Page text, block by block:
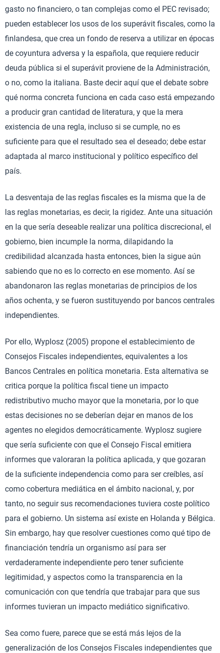
gasto no financiero, o tan complejas como el PEC revisado;
pueden establecer los usos de los superávit fiscales, como la
finlandesa, que crea un fondo de reserva a utilizar en épocas
de coyuntura adversa y la española, que requiere reducir
deuda pública si el superávit proviene de la Administración,
o no, como la italiana. Baste decir aquí que el debate sobre
qué norma concreta funciona en cada caso está empezando
a producir gran cantidad de literatura, y que la mera
existencia de una regla, incluso si se cumple, no es
suficiente para que el resultado sea el deseado; debe estar
adaptada al marco institucional y político específico del
país.
La desventaja de las reglas fiscales es la misma que la de
las reglas monetarias, es decir, la rigidez. Ante una situación
en la que sería deseable realizar una política discrecional, el
gobierno, bien incumple la norma, dilapidando la
credibilidad alcanzada hasta entonces, bien la sigue aún
sabiendo que no es lo correcto en ese momento. Así se
abandonaron las reglas monetarias de principios de los
años ochenta, y se fueron sustituyendo por bancos centrales
independientes.
Por ello, Wyplosz (2005) propone el establecimiento de
Consejos Fiscales independientes, equivalentes a los
Bancos Centrales en política monetaria. Esta alternativa se
critica porque la política fiscal tiene un impacto
redistributivo mucho mayor que la monetaria, por lo que
estas decisiones no se deberían dejar en manos de los
agentes no elegidos democráticamente. Wyplosz sugiere
que sería suficiente con que el Consejo Fiscal emitiera
informes que valoraran la política aplicada, y que gozaran
de la suficiente independencia como para ser creíbles, así
como cobertura mediática en el ámbito nacional, y, por
tanto, no seguir sus recomendaciones tuviera coste político
para el gobierno. Un sistema así existe en Holanda y Bélgica.
Sin embargo, hay que resolver cuestiones como qué tipo de
financiación tendría un organismo así para ser
verdaderamente independiente pero tener suficiente
legitimidad, y aspectos como la transparencia en la
comunicación con que tendría que trabajar para que sus
informes tuvieran un impacto mediático significativo.
Sea como fuere, parece que se está más lejos de la
generalización de los Consejos Fiscales independientes que